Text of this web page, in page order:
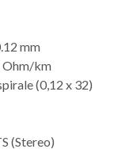
mm
Ohm/km
(0,12 x 32)
(Stereo)